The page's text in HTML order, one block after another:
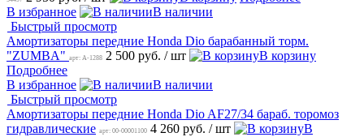
В избранное
В наличии
Быстрый просмотр
Амортизаторы передние Honda Dio барабанный торм.
"ZUMBA" арт: A-1288 2 500 руб. / шт
В корзину
Подробнее
В избранное
В наличии
Быстрый просмотр
Амортизаторы передние Honda Dio AF27/34 бараб. торомоз
гидравлические арт: 00-00001100 4 260 руб. / шт
В